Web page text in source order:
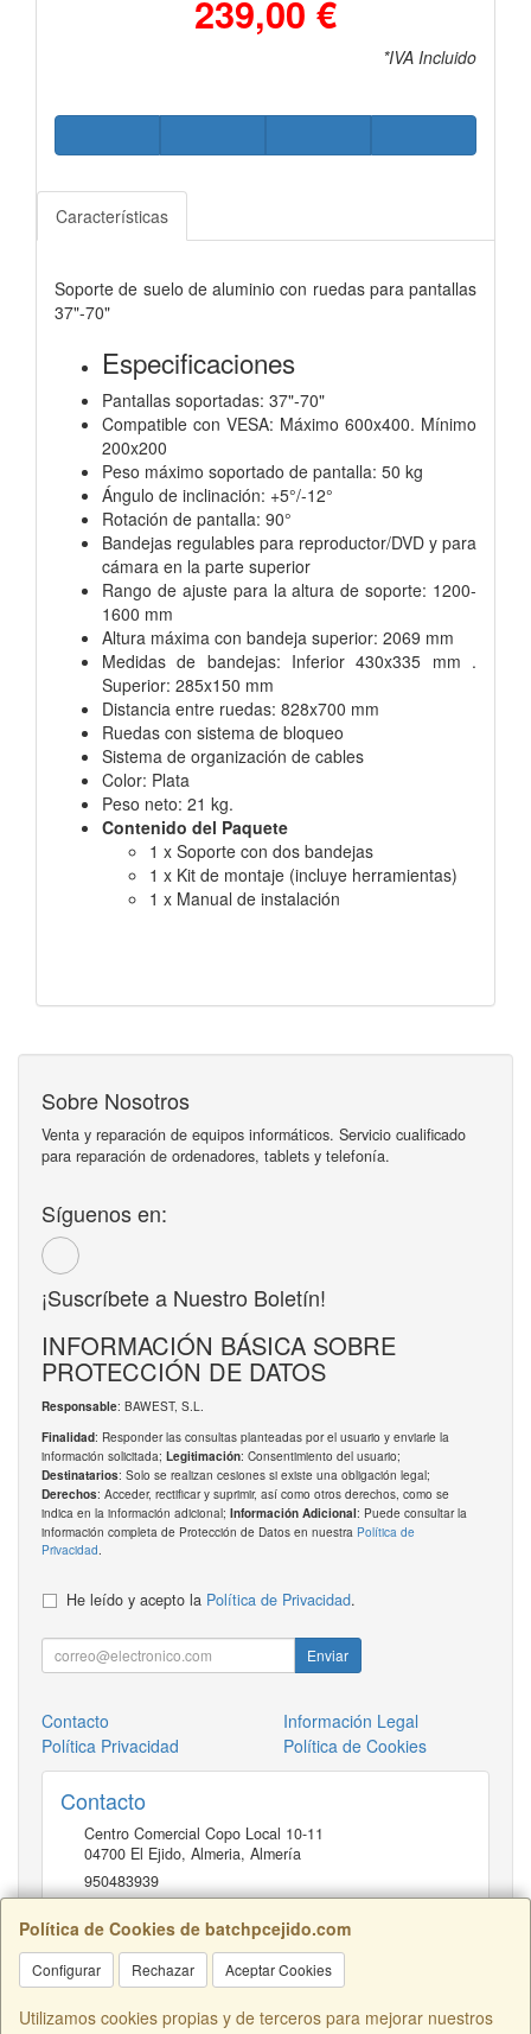
239,00 €
*IVA Incluido
Características
Soporte de suelo de aluminio con ruedas para pantallas
37"-70"
Especificaciones
Pantallas soportadas: 37"-70"
Compatible con VESA: Máximo 600x400. Mínimo
200x200
Peso máximo soportado de pantalla: 50 kg
Ángulo de inclinación: +5°/-12°
Rotación de pantalla: 90°
Bandejas regulables para reproductor/DVD y para
cámara en la parte superior
Rango de ajuste para la altura de soporte: 1200-
1600 mm
Altura máxima con bandeja superior: 2069 mm
Medidas de bandejas: Inferior 430x335 mm .
Superior: 285x150 mm
Distancia entre ruedas: 828x700 mm
Ruedas con sistema de bloqueo
Sistema de organización de cables
Color: Plata
Peso neto: 21 kg.
Contenido del Paquete
1 x Soporte con dos bandejas
1 x Kit de montaje (incluye herramientas)
1 x Manual de instalación
Política de Cookies de batchpcejido.com
Configurar Rechazar Aceptar Cookies
Utilizamos cookies propias y de terceros para mejorar nuestros
Sobre Nosotros
Venta y reparación de equipos informáticos. Servicio cualificado
para reparación de ordenadores, tablets y telefonía.
Síguenos en:
¡Suscríbete a Nuestro Boletín!
INFORMACIÓN BÁSICA SOBRE
PROTECCIÓN DE DATOS
Responsable: BAWEST, S.L.
Finalidad: Responder las consultas planteadas por el usuario y enviarle la
información solicitada; Legitimación: Consentimiento del usuario;
Destinatarios: Solo se realizan cesiones si existe una obligación legal;
Derechos: Acceder, rectificar y suprimir, así como otros derechos, como se
indica en la información adicional; Información Adicional: Puede consultar la
información completa de Protección de Datos en nuestra Política de
Privacidad
He leído y acepto la Política de Privacidad.
Enviar
Contacto
Información Legal
Política Privacidad
Política de Cookies
Contacto
Centro Comercial Copo Local 10-11
04700 El Ejido, Almeria, Almería
950483939
Horario
10 a 22H